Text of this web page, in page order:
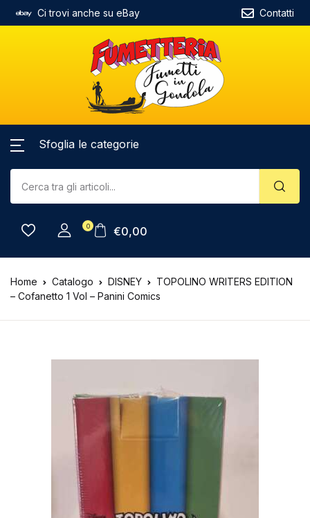
Ci trovi anche su eBay Contatti
Sfoglia le categorie
0 €0,00
Home Catalogo DISNEY
TOPOLINO WRITERS EDITION
– Cofanetto 1 Vol – Panini Comics